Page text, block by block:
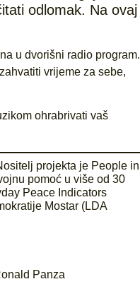
odlomak. Na ovaj
u dvorišni radio program.
vrijeme za sebe,
ohrabrivati vaš
projekta je People in
pomoć u više od 30
Peace Indicators
Mostar (LDA
Panza